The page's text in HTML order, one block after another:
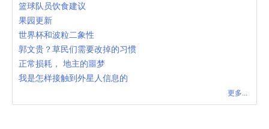
篮球队员饮食建议
果园更新
世界杯和波粒二象性
郭文贵？草民们需要改掉的习惯
正常损耗， 地主的噩梦
我是怎样接触到外星人信息的
更多...